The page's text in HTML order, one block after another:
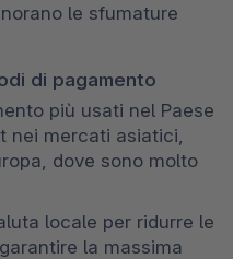
le sfumature
di pagamento
più usati nel Paese
nei mercati asiatici,
dove sono molto
locale per ridurre le
la massima